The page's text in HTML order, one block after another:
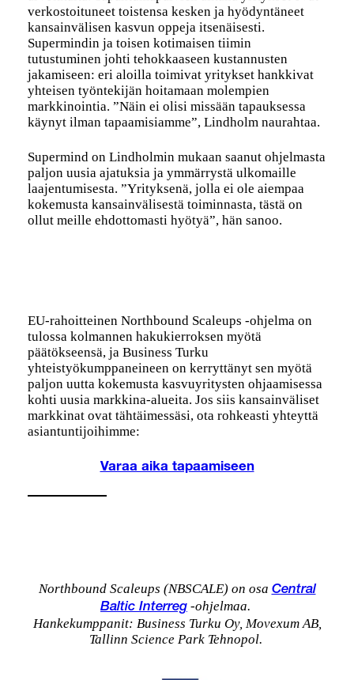
verkostoituneet toistensa kesken ja hyödyntäneet
kansainvälisen kasvun oppeja itsenäisesti.
Supermindin ja toisen kotimaisen tiimin
tutustuminen johti tehokkaaseen kustannusten
jakamiseen: eri aloilla toimivat yritykset hankkivat
yhteisen työntekijän hoitamaan molempien
markkinointia. ”Näin ei olisi missään tapauksessa
käynyt ilman tapaamisiamme”, Lindholm naurahtaa.
Supermind on Lindholmin mukaan saanut ohjelmasta
paljon uusia ajatuksia ja ymmärrystä ulkomaille
laajentumisesta. ”Yrityksenä, jolla ei ole aiempaa
kokemusta kansainvälisestä toiminnasta, tästä on
ollut meille ehdottomasti hyötyä”, hän sanoo.
EU-rahoitteinen Northbound Scaleups -ohjelma on
tulossa kolmannen hakukierroksen myötä
päätökseensä, ja Business Turku
yhteistyökumppaneineen on kerryttänyt sen myötä
paljon uutta kokemusta kasvuyritysten ohjaamisessa
kohti uusia markkina-alueita. Jos siis kansainväliset
markkinat ovat tähtäimessäsi, ota rohkeasti yhteyttä
asiantuntijoihimme:
Varaa aika tapaamiseen
Northbound Scaleups (NBSCALE) on osa Central
Baltic Interreg -ohjelmaa.
Hankekumppanit: Business Turku Oy, Movexum AB,
Tallinn Science Park Tehnopol.